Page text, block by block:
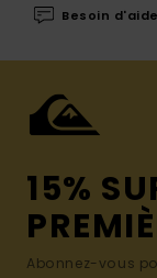
Besoin
15%
Abonnez-vous